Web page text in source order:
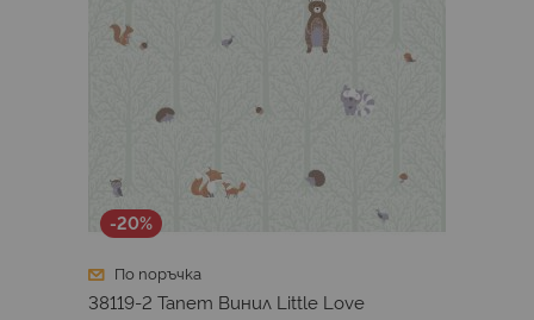
-20%
По поръчка
38119-2 Тапет Винил Little Love